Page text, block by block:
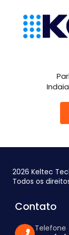
2026 Keltec
Todos os
Contato
Telefone